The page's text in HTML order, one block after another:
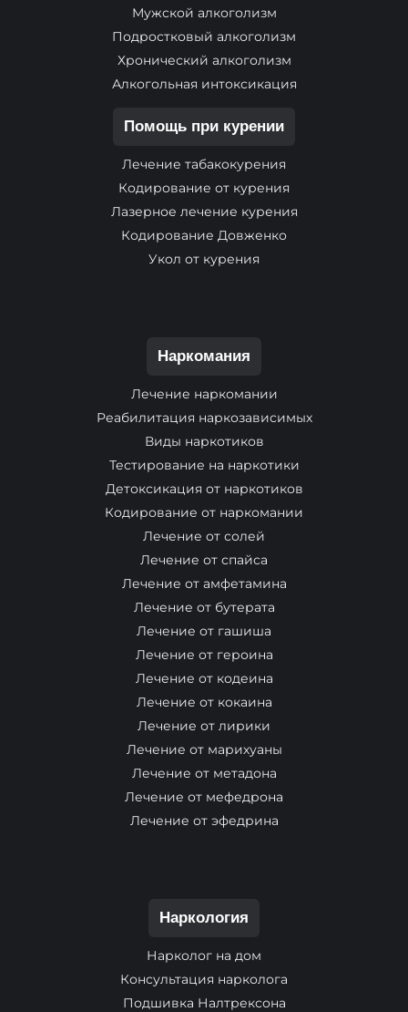
Мужской алкоголизм
Подростковый алкоголизм
Хронический алкоголизм
Алкогольная интоксикация
Помощь при курении
Лечение табакокурения
Кодирование от курения
Лазерное лечение курения
Кодирование Довженко
Укол от курения
Наркомания
Лечение наркомании
Реабилитация наркозависимых
Виды наркотиков
Тестирование на наркотики
Детоксикация от наркотиков
Кодирование от наркомании
Лечение от солей
Лечение от спайса
Лечение от амфетамина
Лечение от бутерата
Лечение от гашиша
Лечение от героина
Лечение от кодеина
Лечение от кокаина
Лечение от лирики
Лечение от марихуаны
Лечение от метадона
Лечение от мефедрона
Лечение от эфедрина
Наркология
Нарколог на дом
Консультация нарколога
Подшивка Налтрексона